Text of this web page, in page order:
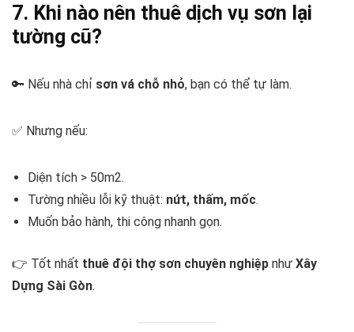
7. Khi nào nên thuê dịch vụ sơn lại
tường cũ?
🔑 Nếu nhà chỉ sơn vá chỗ nhỏ, bạn có thể tự làm.
✅ Nhưng nếu:
Diện tích > 50m2.
Tường nhiều lỗi kỹ thuật: nứt, thấm, mốc.
Muốn bảo hành, thi công nhanh gọn.
👉 Tốt nhất thuê đội thợ sơn chuyên nghiệp như Xây
Dựng Sài Gòn.